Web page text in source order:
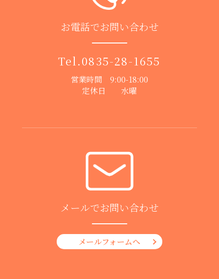
お電話でお問い合わせ
Tel.0835-28-1655
営業時間 9:00-18:00
定休日 水曜
メールでお問い合わせ
メールフォームへ